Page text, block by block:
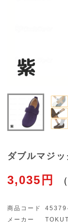
ダブルマジ
3,035円
商品コード
メーカー